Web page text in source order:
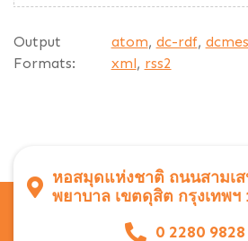
Output
Formats:
atom, dc-rdf,
xml, rss2
หอสมุดแห่งชาติ ถนนสามเ
พยาบาล เขตดุสิต กรุงเทพฯ
0 2280